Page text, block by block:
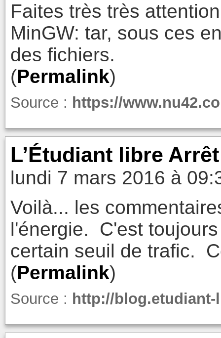
Faites très très
MinGW: tar, sous ces
des fichiers.
(Permalink)
Source : https://
L’Étudiant libre
lundi 7 mars 2016 à
Voilà... les
l'énergie. C'est
certain seuil de trafic.
(Permalink)
Source : http://